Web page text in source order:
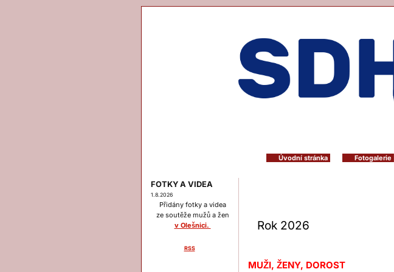
Úvodní stránka Fotogalerie
FOTKY A VIDEA
1.8.2026
Přidány fotky a videa
ze soutěže mužů a žen
v Olešnici.
RSS
Rok 2026
MUŽI, ŽENY, DOROST